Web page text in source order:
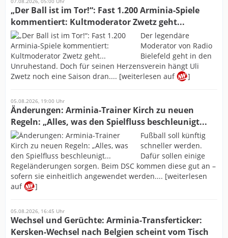
„Der Ball ist im Tor!“: Fast 1.200 Arminia-Spiele
kommentiert: Kultmoderator Zwetz geht...
Der legendäre
Moderator von Radio
Bielefeld geht in den
Unruhestand. Doch für seinen Herzensverein hängt Uli
Zwetz noch eine Saison dran.... [weiterlesen auf
]
05.08.2026, 19:00 Uhr
Änderungen: Arminia-Trainer Kirch zu neuen
Regeln: „Alles, was den Spielfluss beschleunigt...
Fußball soll künftig
schneller werden.
Dafür sollen einige
Regeländerungen sorgen. Beim DSC kommen diese gut an –
sofern sie einheitlich angewendet werden.... [weiterlesen
auf
]
05.08.2026, 16:45 Uhr
Wechsel und Gerüchte: Arminia-Transferticker:
Kersken-Wechsel nach Belgien scheint vom Tisch